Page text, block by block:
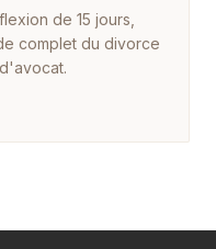
de 15 jours,
complet du divorce